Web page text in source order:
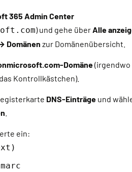
365 Admin Center
) und gehe überAlle
Domänen zur Domänenübersicht.
Domäne(irgendwo
Kontrollkästchen).
DNS-Einträge und
ein: